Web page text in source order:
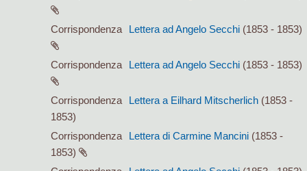
Corrispondenza Lettera ad Angelo Secchi (1853 - 1853)
Corrispondenza Lettera ad Angelo Secchi (1853 - 1853)
Corrispondenza Lettera a Eilhard Mitscherlich (1853 -
1853)
Corrispondenza
Lettera di Carmine Mancini (1853 -
1853)